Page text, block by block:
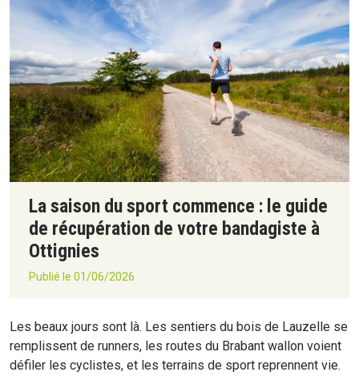
La saison du sport commence : le guide
de récupération de votre bandagiste à
Ottignies
Publié le 01/06/2026
Les beaux jours sont là. Les sentiers du bois de Lauzelle se
remplissent de runners, les routes du Brabant wallon voient
défiler les cyclistes, et les terrains de sport reprennent vie.